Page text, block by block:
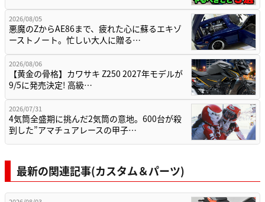
2026/08/05
悪魔のZからAE86まで、疲れた心に蘇るエキゾ
ーストノート。忙しい大人に贈る…
2026/08/06
【黄金の骨格】カワサキ Z250 2027年モデルが
9/5に発売決定! 高級…
2026/07/31
4気筒全盛期に挑んだ2気筒の意地。600台が殺
到した”アマチュアレースの甲子…
最新の関連記事(カスタム＆パーツ)